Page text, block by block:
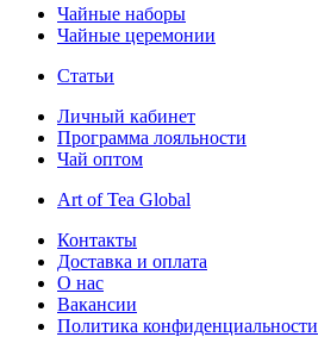
Чайные наборы
Чайные церемонии
Статьи
Личный кабинет
Программа лояльности
Чай оптом
Art of Tea Global
Контакты
Доставка и оплата
О нас
Вакансии
Политика конфиденциальности